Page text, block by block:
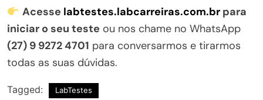
Acesse labtestes.labcarreiras.com.brpara
iniciar o seu teste ou nos chame no WhatsApp
(27) 9 9272 4701 para conversarmos e tirarmos
todas as suas dúvidas.
Tagged: LabTestes